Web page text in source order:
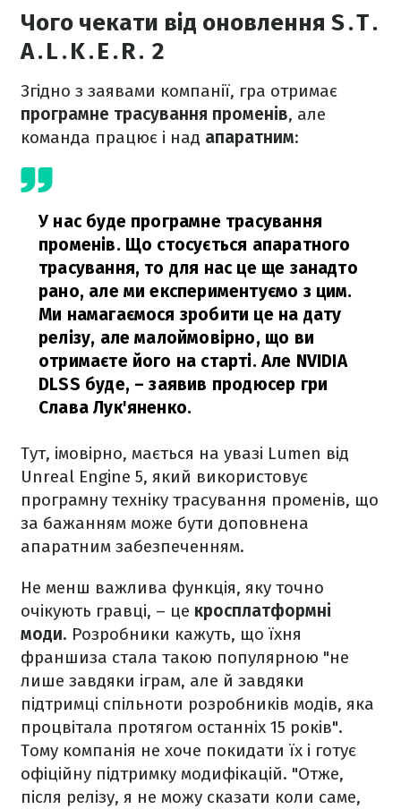
Чого чекати від оновлення S․T․
A․L․K․E․R․ 2
Згідно з заявами компанії, гра отримає
програмне трасування променів, але
команда працює і над апаратним:
У нас буде програмне трасування
променів. Що стосується апаратного
трасування, то для нас це ще занадто
рано, але ми експериментуємо з цим.
Ми намагаємося зробити це на дату
релізу, але малоймовірно, що ви
отримаєте його на старті. Але NVIDIA
DLSS буде, – заявив продюсер гри
Слава Лук'яненко.
Тут, імовірно, мається на увазі Lumen від
Unreal Engine 5, який використовує
програмну техніку трасування променів, що
за бажанням може бути доповнена
апаратним забезпеченням.
Не менш важлива функція, яку точно
очікують гравці, – це кросплатформні
моди. Розробники кажуть, що їхня
франшиза стала такою популярною "не
лише завдяки іграм, але й завдяки
підтримці спільноти розробників модів, яка
процвітала протягом останніх 15 років".
Тому компанія не хоче покидати їх і готує
офіційну підтримку модифікацій. "Отже,
після релізу, я не можу сказати коли саме,